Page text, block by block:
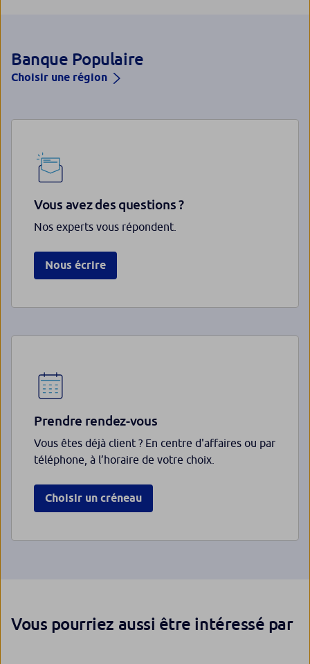
Banque Populaire
Choisir une région
Vous avez des questions ?
Nos experts vous répondent.
Nous écrire
Prendre rendez-vous
Vous êtes déjà client ? En centre d'affaires ou par
téléphone, à l’horaire de votre choix.
Choisir un créneau
Vous pourriez aussi être intéressé par